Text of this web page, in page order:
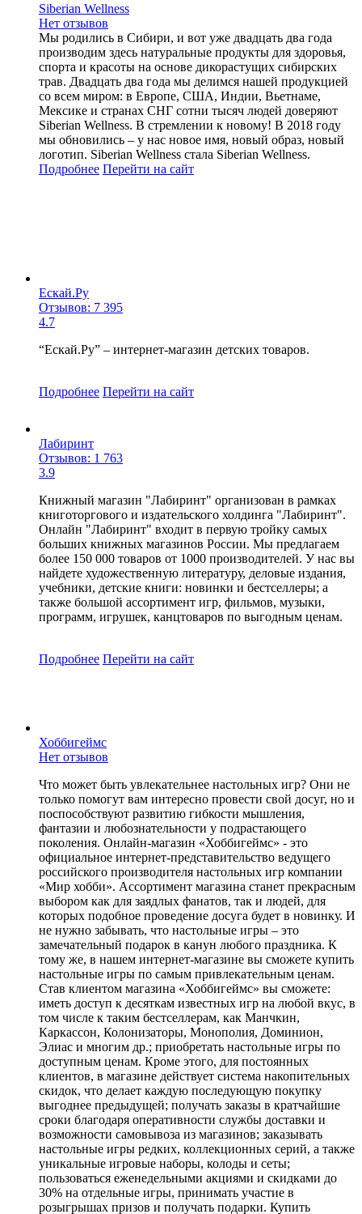
Siberian Wellness
Нет отзывов
Мы родились в Сибири, и вот уже двадцать два года
производим здесь натуральные продукты для здоровья,
спорта и красоты на основе дикорастущих сибирских
трав. Двадцать два года мы делимся нашей продукцией
со всем миром: в Европе, США, Индии, Вьетнаме,
Мексике и странах СНГ сотни тысяч людей доверяют
Siberian Wellness. В стремлении к новому! В 2018 году
мы обновились – у нас новое имя, новый образ, новый
логотип. Siberian Wellness стала Siberian Wellness.
Подробнее Перейти на сайт
Ескай.Ру
Отзывов: 7 395
4.7
“Ескай.Ру” – интернет-магазин детских товаров.
Подробнее Перейти на сайт
Лабиринт
Отзывов: 1 763
3.9
Книжный магазин "Лабиринт" организован в рамках
книготоргового и издательского холдинга "Лабиринт".
Онлайн "Лабиринт" входит в первую тройку самых
больших книжных магазинов России. Мы предлагаем
более 150 000 товаров от 1000 производителей. У нас вы
найдете художественную литературу, деловые издания,
учебники, детские книги: новинки и бестселлеры; а
также большой ассортимент игр, фильмов, музыки,
программ, игрушек, канцтоваров по выгодным ценам.
Подробнее Перейти на сайт
Хоббигеймс
Нет отзывов
Что может быть увлекательнее настольных игр? Они не
только помогут вам интересно провести свой досуг, но и
поспособствуют развитию гибкости мышления,
фантазии и любознательности у подрастающего
поколения. Онлайн-магазин «Хоббигеймс» - это
официальное интернет-представительство ведущего
российского производителя настольных игр компании
«Мир хобби». Ассортимент магазина станет прекрасным
выбором как для заядлых фанатов, так и людей, для
которых подобное проведение досуга будет в новинку. И
не нужно забывать, что настольные игры – это
замечательный подарок в канун любого праздника. К
тому же, в нашем интернет-магазине вы сможете купить
настольные игры по самым привлекательным ценам.
Став клиентом магазина «Хоббигеймс» вы сможете:
иметь доступ к десяткам известных игр на любой вкус, в
том числе к таким бестселлерам, как Манчкин,
Каркассон, Колонизаторы, Монополия, Доминион,
Элиас и многим др.; приобретать настольные игры по
доступным ценам. Кроме этого, для постоянных
клиентов, в магазине действует система накопительных
скидок, что делает каждую последующую покупку
выгоднее предыдущей; получать заказы в кратчайшие
сроки благодаря оперативности службы доставки и
возможности самовывоза из магазинов; заказывать
настольные игры редких, коллекционных серий, а также
уникальные игровые наборы, колоды и сеты;
пользоваться еженедельными акциями и скидками до
30% на отдельные игры, принимать участие в
розыгрышах призов и получать подарки. Купить